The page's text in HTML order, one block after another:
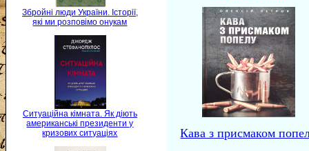
Збройні люди України. Історії,
які ми розповімо онукам
Ситуаційна кімната. Як діють
американські президенти у
кризових ситуаціях
Кава з присмаком